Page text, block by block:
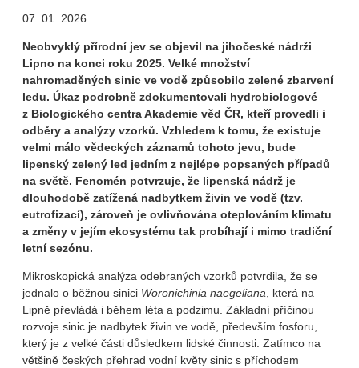
07. 01. 2026
Neobvyklý přírodní jev se objevil na jihočeské nádrži
Lipno na konci roku 2025. Velké množství
nahromaděných sinic ve vodě způsobilo zelené zbarvení
ledu. Úkaz podrobně zdokumentovali hydrobiologové
z Biologického centra Akademie věd ČR, kteří provedli i
odběry a analýzy vzorků. Vzhledem k tomu, že existuje
velmi málo vědeckých záznamů tohoto jevu, bude
lipenský zelený led jedním z nejlépe popsaných případů
na světě. Fenomén potvrzuje, že lipenská nádrž je
dlouhodobě zatížená nadbytkem živin ve vodě (tzv.
eutrofizací), zároveň je ovlivňována oteplováním klimatu
a změny v jejím ekosystému tak probíhají i mimo tradiční
letní sezónu.
Mikroskopická analýza odebraných vzorků potvrdila, že se
jednalo o běžnou sinici Woronichinia naegeliana, která na
Lipně převládá i během léta a podzimu. Základní příčinou
rozvoje sinic je nadbytek živin ve vodě, především fosforu,
který je z velké části důsledkem lidské činnosti. Zatímco na
většině českých přehrad vodní květy sinic s příchodem